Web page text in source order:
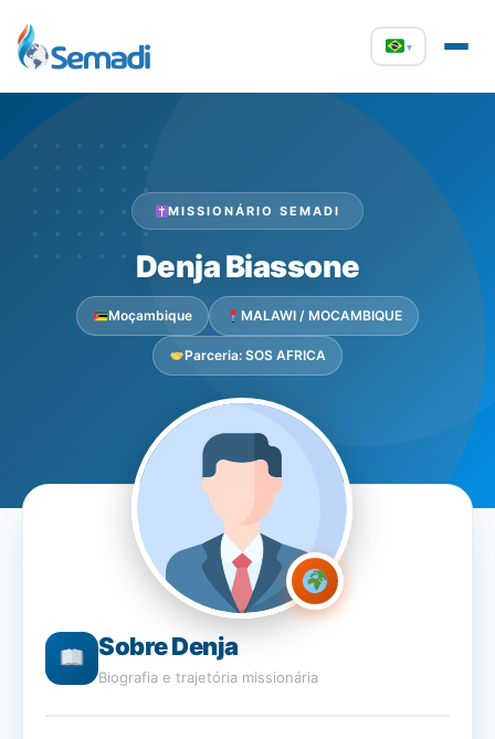
▾
MISSIONÁRIO SEMADI
Denja Biassone
Moçambique MALAWI / MOCAMBIQUE
Parceria: SOS AFRICA
Sobre Denja
Biografia e trajetória missionária